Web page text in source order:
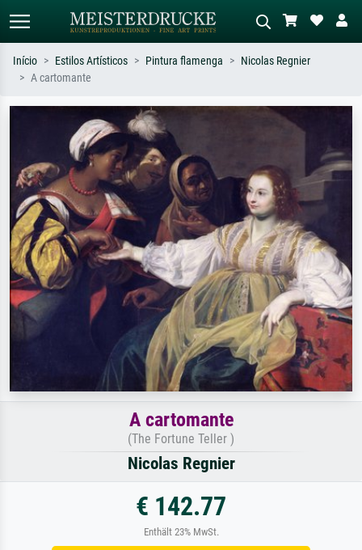
Pesquise por artista, título ou estilo –
ex: Monet, Noite Estrelada,
impressionismo, onda de Hokusai, nu.
Descreva a cena – ex: prado verde,
abstrato com muito vermelho, pintura
a óleo escura, nu em pé ao lado de
uma árvore.
Início Estilos Artísticos Pintura flamenga
Nicolas Regnier
A cartomante
A cartomante
(The Fortune Teller )
Nicolas Regnier
€ 142.77
Enthält 23% MwSt.